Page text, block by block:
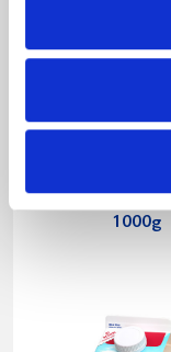
Päronfil
1000g